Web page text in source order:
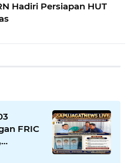
Hadiri Persiapan HUT
FRIC
BGN